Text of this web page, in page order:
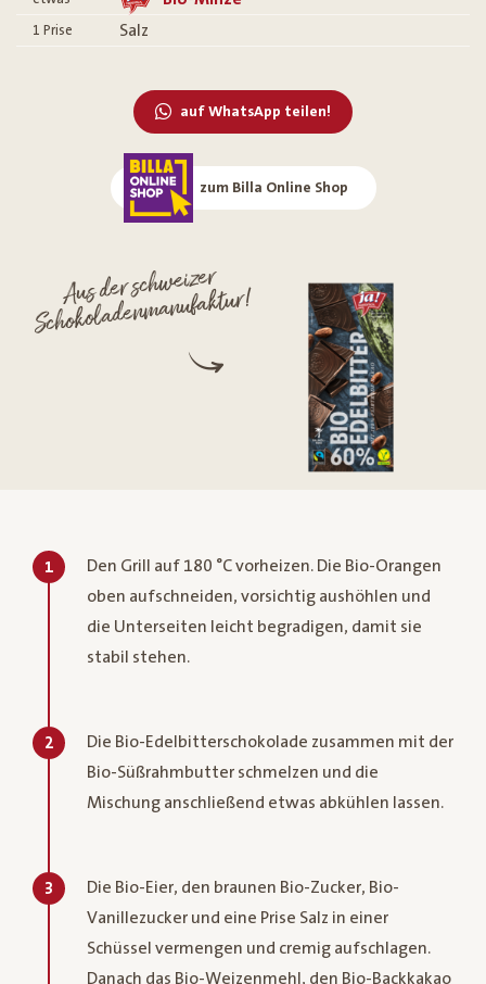
1 Prise Salz
auf WhatsApp teilen!
zum Billa Online Shop
Aus der schweizer
Schokoladenmanufaktur!
1
Den Grill auf 180 °C vorheizen. Die Bio-Orangen
oben aufschneiden, vorsichtig aushöhlen und
die Unterseiten leicht begradigen, damit sie
stabil stehen.
2
Die Bio-Edelbitterschokolade zusammen mit der
Bio-Süßrahmbutter schmelzen und die
Mischung anschließend etwas abkühlen lassen.​
3
Die Bio-Eier, den braunen Bio-Zucker, Bio-
Vanillezucker und eine Prise Salz in einer
Schüssel vermengen und cremig aufschlagen.
Danach das Bio-Weizenmehl, den Bio-Backkakao